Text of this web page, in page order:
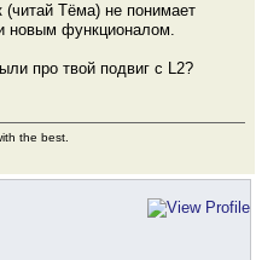
(читай Тёма) не понимает
новым функционалом.
про твой подвиг с L2?
the best.